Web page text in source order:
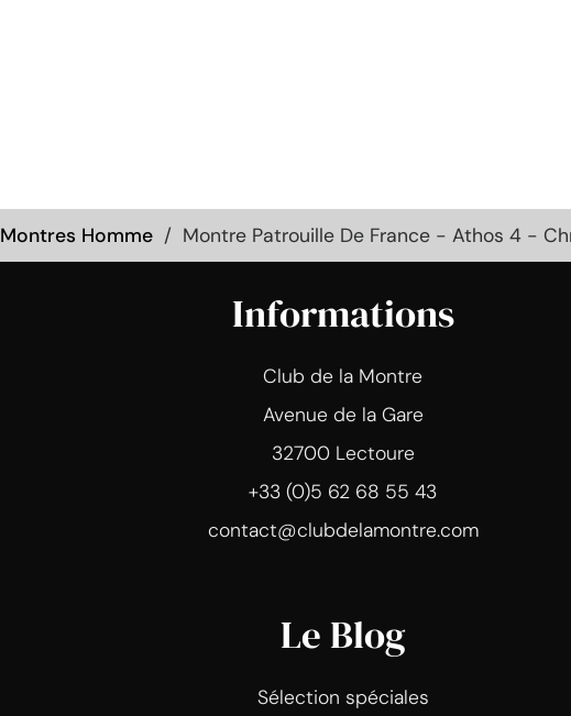
Montres Homme Montre Patrouille De France - Athos 4 -
Informations
Club de la Montre
Avenue de la Gare
32700 Lectoure
+33 (0)5 62 68 55 43
contact@clubdelamontre.com
Le Blog
Sélection spéciales